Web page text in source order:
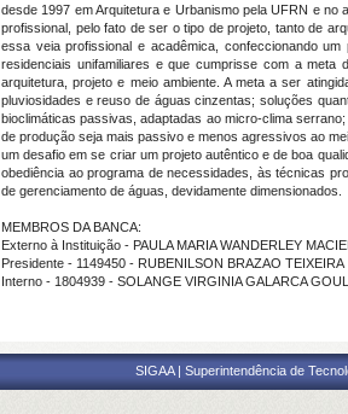
desde 1997 em Arquitetura e Urbanismo pela UFRN e
profissional, pelo fato de ser o tipo de projeto, tanto de
essa veia profissional e acadêmica, confeccionando
residenciais unifamiliares e que cumprisse com a meta
arquitetura, projeto e meio ambiente. A meta a ser
pluviosidades e reuso de águas cinzentas; soluções
bioclimáticas passivas, adaptadas ao micro-clima
de produção seja mais passivo e menos agressivos ao
um desafio em se criar um projeto autêntico e de boa
obediência ao programa de necessidades, às técnicas
de gerenciamento de águas, devidamente dimensionados.
MEMBROS DA BANCA:
Externo à Instituição - PAULA MARIA WANDERLEY
Presidente - 1149450 - RUBENILSON BRAZAO TEIXEIRA
Interno - 1804939 - SOLANGE VIRGINIA GALARCA
SIGAA | Superintendência de